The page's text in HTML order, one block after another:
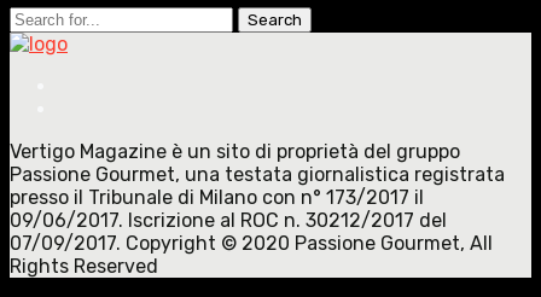
Search
for:
Vertigo Magazine è un sito di proprietà del gruppo
Passione Gourmet, una testata giornalistica registrata
presso il Tribunale di Milano con n° 173/2017 il
09/06/2017. Iscrizione al ROC n. 30212/2017 del
07/09/2017. Copyright © 2020 Passione Gourmet, All
Rights Reserved